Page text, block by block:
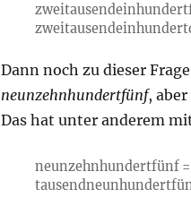
Dann noch zu dieser
neunzehnhundertfünf, aber
Das hat unter anderem
neunzehnhundertfünf =